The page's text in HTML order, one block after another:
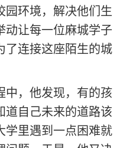
园环境，解决他们生
动让每一位麻城学子
了连接这座陌生的城
中，他发现，有的孩
道自己未来的道路该
学里遇到一点困难就